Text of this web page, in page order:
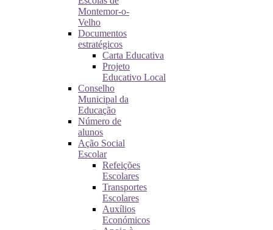
Montemor-o-
Velho
Documentos
estratégicos
Carta Educativa
Projeto
Educativo Local
Conselho
Municipal da
Educação
Número de
alunos
Ação Social
Escolar
Refeições
Escolares
Transportes
Escolares
Auxílios
Económicos